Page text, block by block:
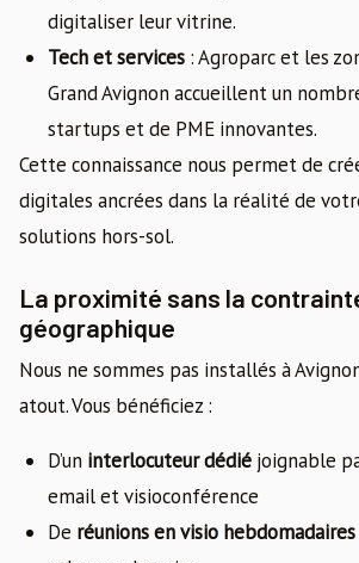
digitaliser leur vitrine.
Tech et services : Agroparc et les
Grand Avignon accueillent un
startups et de PME innovantes.
Cette connaissance nous permet de
digitales ancrées dans la réalité de
solutions hors-sol.
La proximité sans la
géographique
Nous ne sommes pas installés à
atout. Vous bénéficiez :
D’un interlocuteur dédié joignable
email et visioconférence
De réunions en visio hebdomadaires